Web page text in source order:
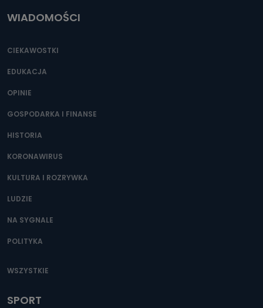
WIADOMOŚCI
CIEKAWOSTKI
EDUKACJA
OPINIE
GOSPODARKA I FINANSE
HISTORIA
KORONAWIRUS
KULTURA I ROZRYWKA
LUDZIE
NA SYGNALE
POLITYKA
WSZYSTKIE
SPORT